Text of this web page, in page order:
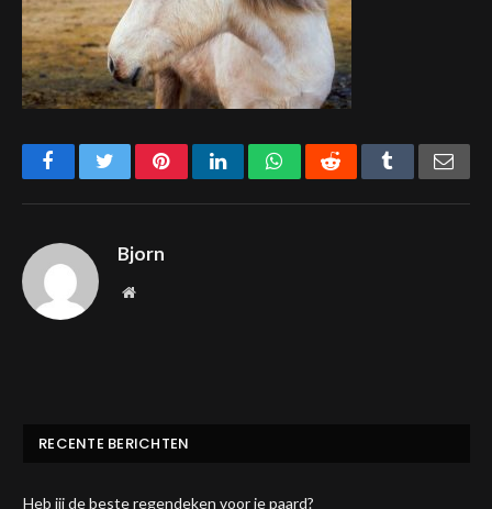
FacebookTwitterPinterestLinkedInWhatsAppReddit Tumblr
Bjorn
Website
RECENTE BERICHTEN
Heb jij de beste regendeken voor je paard?